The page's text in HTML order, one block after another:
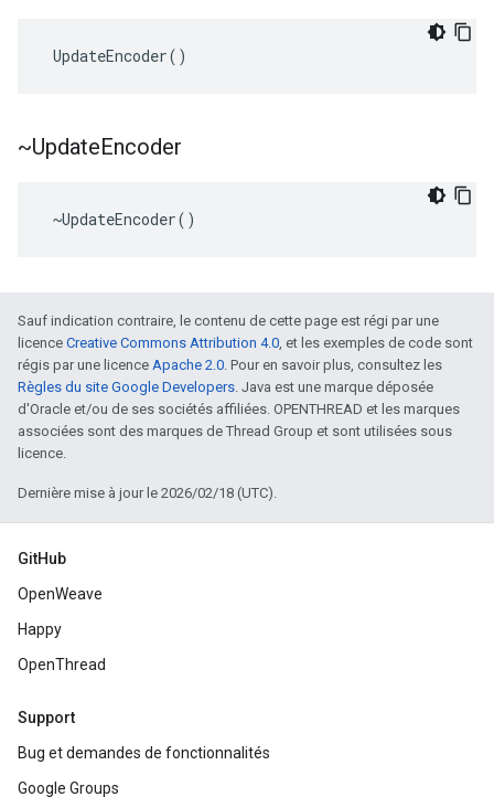
UpdateEncoder()
~UpdateEncoder
~UpdateEncoder()
Sauf indication contraire, le contenu de cette page est régi par une
licence Creative Commons Attribution 4.0, et les exemples de code sont
régis par une licence Apache 2.0. Pour en savoir plus, consultez les
Règles du site Google Developers. Java est une marque déposée
d'Oracle et/ou de ses sociétés affiliées. OPENTHREAD et les marques
associées sont des marques de Thread Group et sont utilisées sous
licence.
Dernière mise à jour le 2026/02/18 (UTC).
GitHub
OpenWeave
Happy
OpenThread
Support
Bug et demandes de fonctionnalités
Google Groups